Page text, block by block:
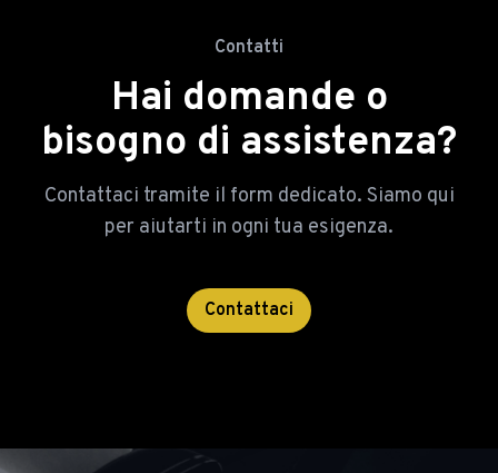
Contatti
Hai domande o
bisogno di assistenza?
Contattaci tramite il form dedicato. Siamo qui
per aiutarti in ogni tua esigenza.
Contattaci